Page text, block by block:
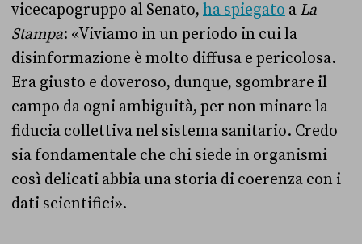
vicecapogruppo al Senato, ha spiegato a La
Stampa: «Viviamo in un periodo in cui la
disinformazione è molto diffusa e pericolosa.
Era giusto e doveroso, dunque, sgombrare il
campo da ogni ambiguità, per non minare la
fiducia collettiva nel sistema sanitario. Credo
sia fondamentale che chi siede in organismi
così delicati abbia una storia di coerenza con i
dati scientifici».